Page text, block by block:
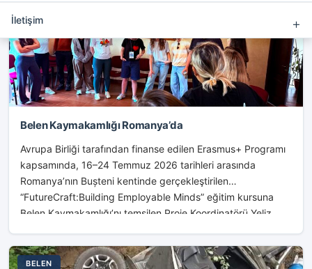
İletişim
Belen Kaymakamlığı Romanya’da
Avrupa Birliği tarafından finanse edilen Erasmus+ Programı
kapsamında, 16–24 Temmuz 2026 tarihleri arasında
Romanya’nın Bușteni kentinde gerçekleştirilen
“FutureCraft:Building Employable Minds” eğitim kursuna
Belen Kaymakamlığı’nı temsilen Proje Koordinatörü Yeliz
BELEN